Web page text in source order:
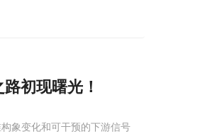
初现曙光！
象变化和可干预的下游信号